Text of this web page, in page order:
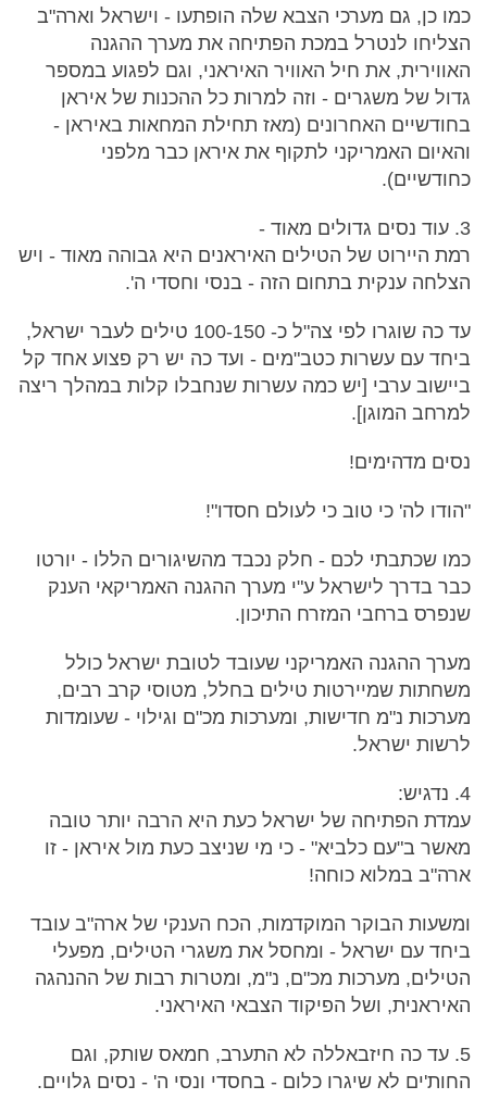
כמו כן, גם מערכי הצבא שלה הופתעו - וישראל וארה"ב
הצליחו לנטרל במכת הפתיחה את מערך ההגנה
האווירית, את חיל האוויר האיראני, וגם לפגוע במספר
גדול של משגרים - וזה למרות כל ההכנות של איראן
בחודשיים האחרונים (מאז תחילת המחאות באיראן -
והאיום האמריקני לתקוף את איראן כבר מלפני
כחודשיים).
3. עוד נסים גדולים מאוד -
רמת היירוט של הטילים האיראנים היא גבוהה מאוד - ויש
הצלחה ענקית בתחום הזה - בנסי וחסדי ה'.
עד כה שוגרו לפי צה"ל כ- 100-150 טילים לעבר ישראל,
ביחד עם עשרות כטב"מים - ועד כה יש רק פצוע אחד קל
ביישוב ערבי [יש כמה עשרות שנחבלו קלות במהלך ריצה
למרחב המוגן].
נסים מדהימים!
"הודו לה' כי טוב כי לעולם חסדו"!
כמו שכתבתי לכם - חלק נכבד מהשיגורים הללו - יורטו
כבר בדרך לישראל ע"י מערך ההגנה האמריקאי הענק
שנפרס ברחבי המזרח התיכון.
מערך ההגנה האמריקני שעובד לטובת ישראל כולל
משחתות שמיירטות טילים בחלל, מטוסי קרב רבים,
מערכות נ"מ חדישות, ומערכות מכ"ם וגילוי - שעומדות
לרשות ישראל.
4. נדגיש:
עמדת הפתיחה של ישראל כעת היא הרבה יותר טובה
מאשר ב"עם כלביא" - כי מי שניצב כעת מול איראן - זו
ארה"ב במלוא כוחה!
ומשעות הבוקר המוקדמות, הכח הענקי של ארה"ב עובד
ביחד עם ישראל - ומחסל את משגרי הטילים, מפעלי
הטילים, מערכות מכ"ם, נ"מ, ומטרות רבות של ההנהגה
האיראנית, ושל הפיקוד הצבאי האיראני.
5. עד כה חיזבאללה לא התערב, חמאס שותק, וגם
החות'ים לא שיגרו כלום - בחסדי ונסי ה' - נסים גלויים.